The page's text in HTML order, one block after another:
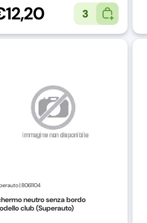
3
|8061104
neutro senza bordo
club (Superauto)